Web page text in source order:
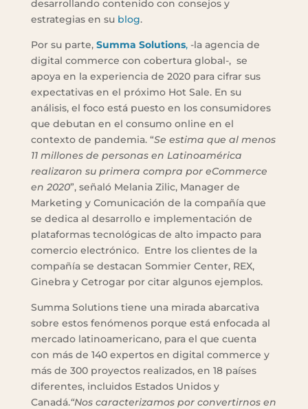
desarrollando contenido con consejos y
estrategias en su blog.
Por su parte, Summa Solutions,-la agencia de
digital commerce con cobertura global-, se
apoya en la experiencia de 2020 para cifrar sus
expectativas en el próximo Hot Sale. En su
análisis, el foco está puesto en los consumidores
que debutan en el consumo online en el
contexto de pandemia. “Se estima que al menos
11 millones de personas en Latinoamérica
realizaron su primera compra por eCommerce
en 2020”, señaló Melania Zilic, Manager de
Marketing y Comunicación de la compañía que
se dedica al desarrollo e implementación de
plataformas tecnológicas de alto impacto para
comercio electrónico. Entre los clientes de la
compañía se destacan Sommier Center, REX,
Ginebra y Cetrogar por citar algunos ejemplos.
Summa Solutions tiene una mirada abarcativa
sobre estos fenómenos porque está enfocada al
mercado latinoamericano, para el que cuenta
con más de 140 expertos en digital commerce y
más de 300 proyectos realizados, en 18 países
diferentes, incluidos Estados Unidos y
Canadá.“Nos caracterizamos por convertirnos en